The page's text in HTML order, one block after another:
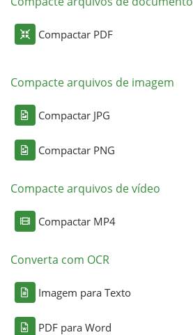
Compactar PDF
Compacte arquivos de imagem
Compactar JPG
Compactar PNG
Compacte arquivos de vídeo
Compactar MP4
Converta com OCR
Imagem para Texto
PDF para Word